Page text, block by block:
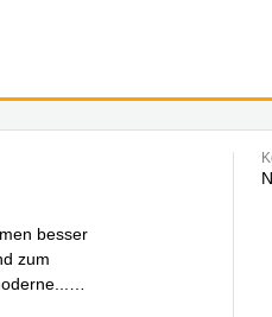
besser
zum